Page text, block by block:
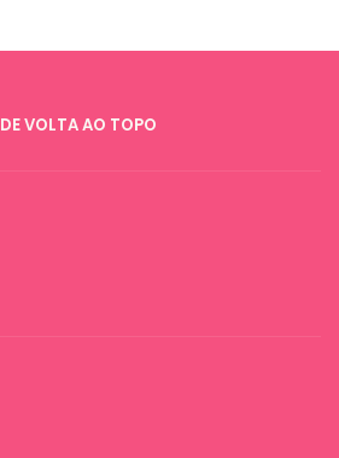
DE VOLTA AO TOPO